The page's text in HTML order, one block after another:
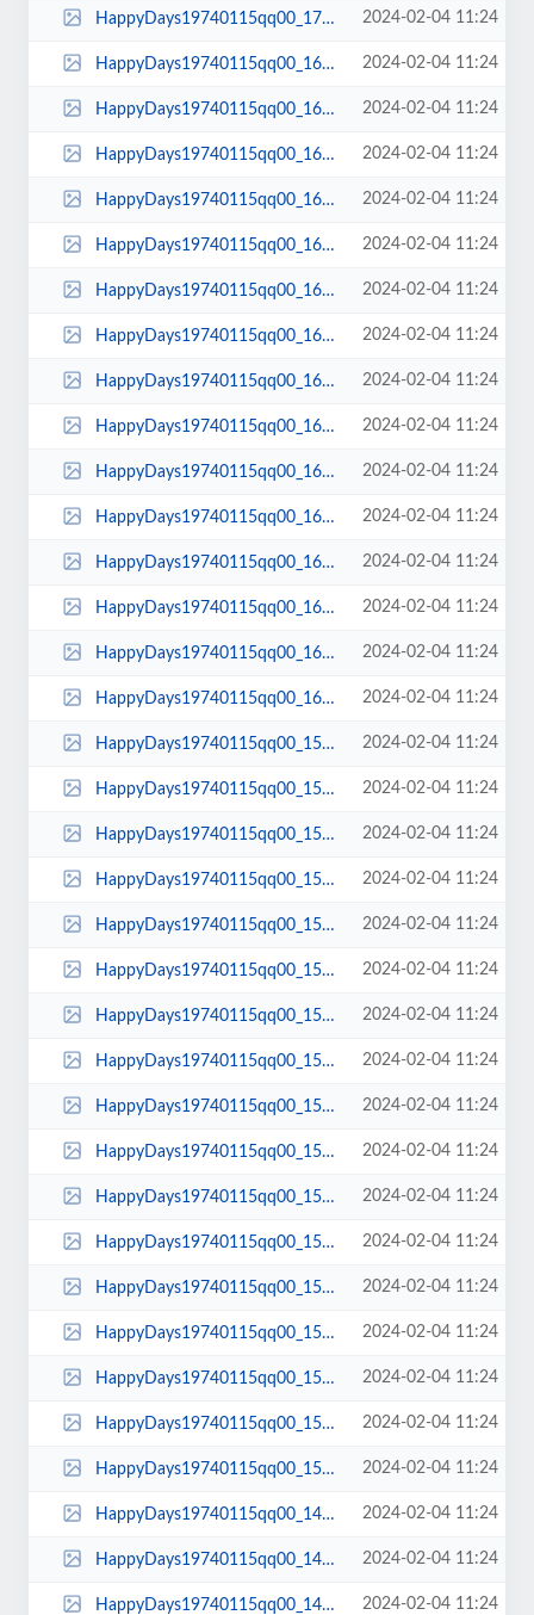
HappyDays19740115qq00_17_04qq00189.jpg 2024-02-04 11:24
HappyDays19740115qq00_16_59qq00188.jpg 2024-02-04 11:24
HappyDays19740115qq00_16_57qq00187.jpg 2024-02-04 11:24
HappyDays19740115qq00_16_56qq00186.jpg 2024-02-04 11:24
HappyDays19740115qq00_16_54qq00185.jpg 2024-02-04 11:24
HappyDays19740115qq00_16_50qq00184.jpg 2024-02-04 11:24
HappyDays19740115qq00_16_30qq00183.jpg 2024-02-04 11:24
HappyDays19740115qq00_16_29qq00182.jpg 2024-02-04 11:24
HappyDays19740115qq00_16_29qq00181.jpg 2024-02-04 11:24
HappyDays19740115qq00_16_20qq00180.jpg 2024-02-04 11:24
HappyDays19740115qq00_16_16qq00179.jpg 2024-02-04 11:24
HappyDays19740115qq00_16_12qq00178.jpg 2024-02-04 11:24
HappyDays19740115qq00_16_11qq00177.jpg 2024-02-04 11:24
HappyDays19740115qq00_16_08qq00176.jpg 2024-02-04 11:24
HappyDays19740115qq00_16_07qq00175.jpg 2024-02-04 11:24
HappyDays19740115qq00_16_01qq00174.jpg 2024-02-04 11:24
HappyDays19740115qq00_15_58qq00173.jpg 2024-02-04 11:24
HappyDays19740115qq00_15_54qq00172.jpg 2024-02-04 11:24
HappyDays19740115qq00_15_49qq00171.jpg 2024-02-04 11:24
HappyDays19740115qq00_15_43qq00170.jpg 2024-02-04 11:24
HappyDays19740115qq00_15_41qq00169.jpg 2024-02-04 11:24
HappyDays19740115qq00_15_39qq00168.jpg 2024-02-04 11:24
HappyDays19740115qq00_15_27qq00167.jpg 2024-02-04 11:24
HappyDays19740115qq00_15_25qq00166.jpg 2024-02-04 11:24
HappyDays19740115qq00_15_19qq00165.jpg 2024-02-04 11:24
HappyDays19740115qq00_15_17qq00164.jpg 2024-02-04 11:24
HappyDays19740115qq00_15_15qq00163.jpg 2024-02-04 11:24
HappyDays19740115qq00_15_14qq00162.jpg 2024-02-04 11:24
HappyDays19740115qq00_15_13qq00161.jpg 2024-02-04 11:24
HappyDays19740115qq00_15_13qq00160.jpg 2024-02-04 11:24
HappyDays19740115qq00_15_10qq00159.jpg 2024-02-04 11:24
HappyDays19740115qq00_15_09qq00158.jpg 2024-02-04 11:24
HappyDays19740115qq00_15_06qq00157.jpg 2024-02-04 11:24
HappyDays19740115qq00_14_53qq00156.jpg 2024-02-04 11:24
HappyDays19740115qq00_14_52qq00155.jpg 2024-02-04 11:24
HappyDays19740115qq00_14_51qq00154.jpg 2024-02-04 11:24